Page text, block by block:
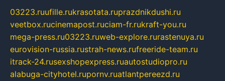
03223.ruufille.rukrasotata.ruprazdnikdushi.ru
veetbox.rucinemapost.ruciam-fr.rukraft-you.ru
mega-press.ru03223.ruweb-explore.rurastenuya.ru
eurovision-russia.rustrah-news.rufreeride-team.ru
itrack-24.rusexshopexpress.ruautostudiopro.ru
alabuga-cityhotel.rupornv.ruatlantpereezd.ru